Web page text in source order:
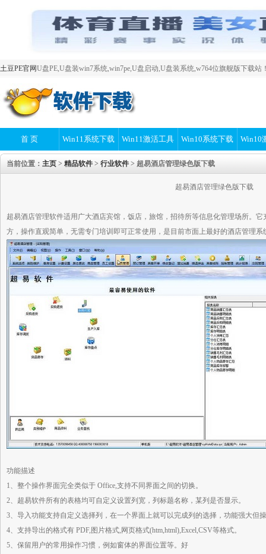
土豆PE官网U盘PE,U盘装win7系统,win7pe,U盘启动,U盘装系统,w764位旗舰版下载站
首 页 Win11系统下载 Win11激活工具 Win10系统下载 Win10
当前位置： 主页 > 精品软件> 行业软件> 超易酒店管理绿色版下载
超易酒店管理绿色版下载
超易酒店管理软件适用广大酒店宾馆，饭店，旅馆，招待所等信息化管理场所。
方，操作直观简单，无需专门培训即可正常使用，是目前市面上最好的酒店管理系
功能描述
1、整个操作界面完全类似于 Office,支持不同界面之间的切换。
2、超易软件所有的表格均可自定义设置列宽，列标题名称，某列是否显示。
3、导入功能支持自定义选择列，在一个界面上就可以完成列的选择，功能强大但
4、支持导出的格式有 PDF,图片格式,网页格式(htm,html),Excel,CSV等格式。
5、保留用户的常用操作习惯，例如窗体的界面位置等。好